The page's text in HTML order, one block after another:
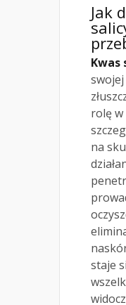
Jak
Kwas
rolę
na
staje